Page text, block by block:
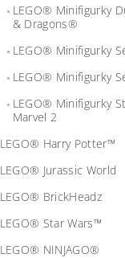
LEGO® Minifigurky
& Dragons®
LEGO® Minifigurky
LEGO® Minifigurky
LEGO® Minifigurky
Marvel 2
LEGO® Harry Potter™
LEGO® Jurassic World
LEGO® BrickHeadz
LEGO® Star Wars™
LEGO® NINJAGO®